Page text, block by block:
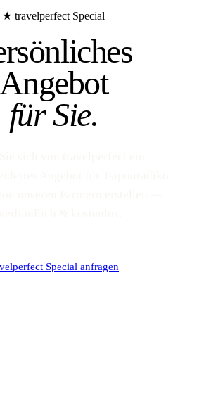
★ travelperfect Special
Angebot
für Sie.
Special anfragen